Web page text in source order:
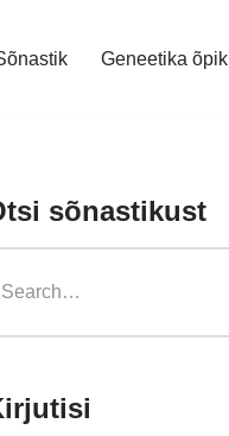
Geneetika õpik
sõnastikust